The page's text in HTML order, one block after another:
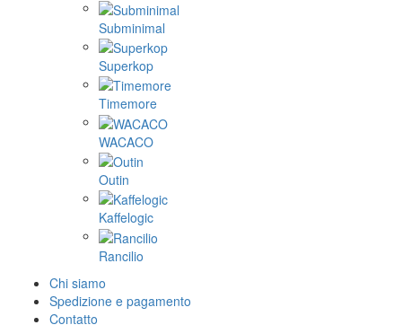
Subminimal
Superkop
Timemore
WACACO
Outin
Kaffelogic
Rancilio
Chi siamo
Spedizione e pagamento
Contatto